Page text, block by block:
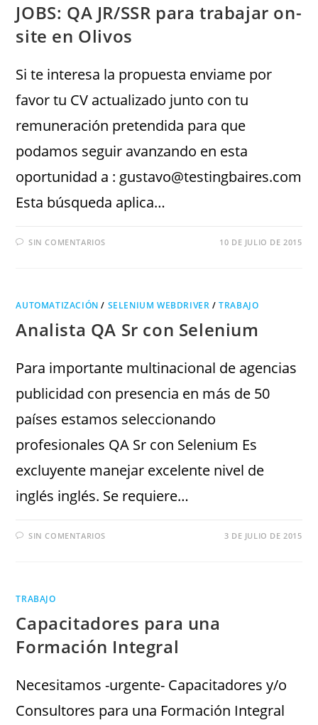
JOBS: QA JR/SSR para trabajar on-
site en Olivos
Si te interesa la propuesta enviame por
favor tu CV actualizado junto con tu
remuneración pretendida para que
podamos seguir avanzando en esta
oportunidad a : gustavo@testingbaires.com
Esta búsqueda aplica…
SIN COMENTARIOS 10 DE JULIO DE 2015
AUTOMATIZACIÓN / SELENIUM WEBDRIVER /TRABAJO
Analista QA Sr con Selenium
Para importante multinacional de agencias
publicidad con presencia en más de 50
países estamos seleccionando
profesionales QA Sr con Selenium Es
excluyente manejar excelente nivel de
inglés inglés. Se requiere…
SIN COMENTARIOS 3 DE JULIO DE 2015
TRABAJO
Capacitadores para una
Formación Integral
Necesitamos -urgente- Capacitadores y/o
Consultores para una Formación Integral